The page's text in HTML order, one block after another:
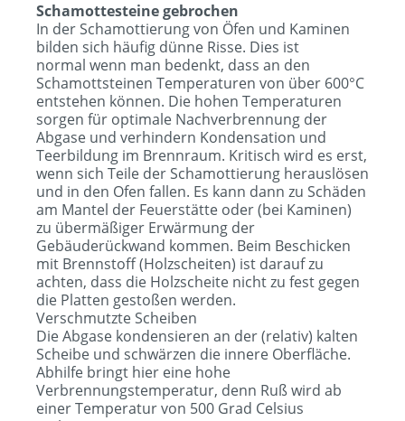
Schamottesteine gebrochen
In der Schamottierung von Öfen und Kaminen
bilden sich häufig dünne Risse. Dies ist
normal wenn man bedenkt, dass an den
Schamottsteinen Temperaturen von über 600°C
entstehen können. Die hohen Temperaturen
sorgen für optimale Nachverbrennung der
Abgase und verhindern Kondensation und
Teerbildung im Brennraum. Kritisch wird es erst,
wenn sich Teile der Schamottierung herauslösen
und in den Ofen fallen. Es kann dann zu Schäden
am Mantel der Feuerstätte oder (bei Kaminen)
zu übermäßiger Erwärmung der
Gebäuderückwand kommen. Beim Beschicken
mit Brennstoff (Holzscheiten) ist darauf zu
achten, dass die Holzscheite nicht zu fest gegen
die Platten gestoßen werden.
Verschmutzte Scheiben
Die Abgase kondensieren an der (relativ) kalten
Scheibe und schwärzen die innere Oberfläche.
Abhilfe bringt hier eine hohe
Verbrennungstemperatur, denn Ruß wird ab
einer Temperatur von 500 Grad Celsius